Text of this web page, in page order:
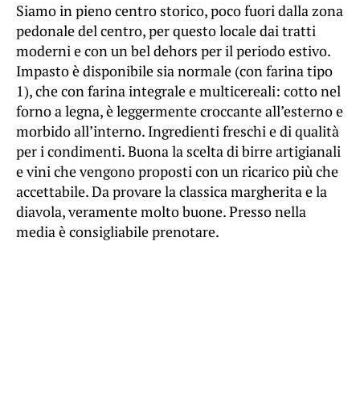
Siamo in pieno centro storico, poco fuori dalla zona
pedonale del centro, per questo locale dai tratti
moderni e con un bel dehors per il periodo estivo.
Impasto è disponibile sia normale (con farina tipo
1), che con farina integrale e multicereali: cotto nel
forno a legna, è leggermente croccante all’esterno e
morbido all’interno. Ingredienti freschi e di qualità
per i condimenti. Buona la scelta di birre artigianali
e vini che vengono proposti con un ricarico più che
accettabile. Da provare la classica margherita e la
diavola, veramente molto buone. Presso nella
media è consigliabile prenotare.